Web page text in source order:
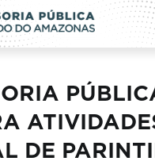
Pública do
DE